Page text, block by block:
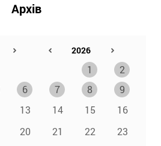
Архів
1
2
6 7 8
9
13 14 15
16
20 21 22
23